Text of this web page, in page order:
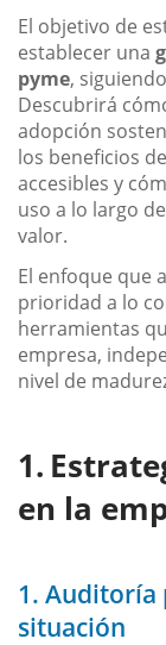
El objetivo de
establecer una
pyme,
Descubrirá
adopción
los beneficios
accesibles y
uso a lo largo
valor.
El enfoque que
prioridad a lo
herramientas
empresa,
nivel de
en la
1. Auditoría
situación